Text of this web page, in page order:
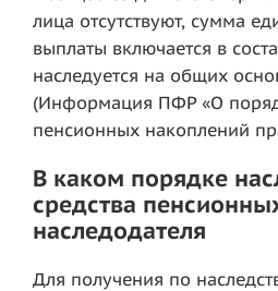
лица отсутствуют, сумма
выплаты включается в
наследуется на общих
(Информация ПФР «О
пенсионных накоплений
В каком порядке
средства
наследодателя
Для получения по